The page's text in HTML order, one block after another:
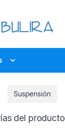
Suspensión
del producto